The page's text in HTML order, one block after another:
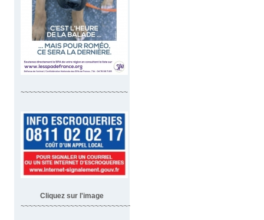
~~~~~~~~~~~~~~~~~~~~~~~~~~
Cliquez sur l'image
~~~~~~~~~~~~~~~~~~~~~~~~~~~~~~~~~~~~